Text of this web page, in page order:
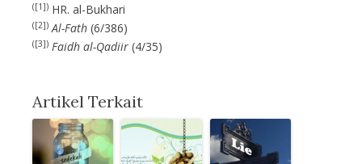
([1]) HR. al-Bukhari
([2]) Al-Fath (6/386)
([3]) Faidh al-Qadiir (4/35)
Artikel Terkait